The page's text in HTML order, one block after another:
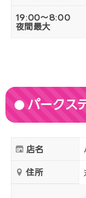
19:00～8:00
夜間最大
パークス
店名
住所